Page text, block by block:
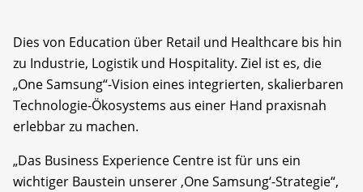
Dies von Education über Retail und Healthcare bis hin
zu Industrie, Logistik und Hospitality. Ziel ist es, die
„One Samsung“-Vision eines integrierten, skalierbaren
Technologie-Ökosystems aus einer Hand praxisnah
erlebbar zu machen.
„Das Business Experience Centre ist für uns ein
wichtiger Baustein unserer ,One Samsung‘-Strategie“,